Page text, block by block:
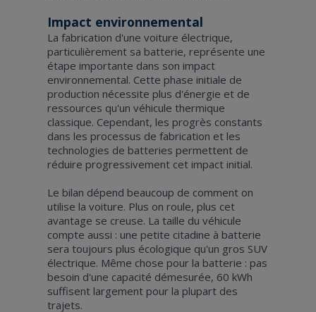
Impact environnemental
La fabrication d'une voiture électrique,
particulièrement sa batterie, représente une
étape importante dans son impact
environnemental. Cette phase initiale de
production nécessite plus d'énergie et de
ressources qu'un véhicule thermique
classique. Cependant, les progrès constants
dans les processus de fabrication et les
technologies de batteries permettent de
réduire progressivement cet impact initial.
Le bilan dépend beaucoup de comment on
utilise la voiture. Plus on roule, plus cet
avantage se creuse. La taille du véhicule
compte aussi : une petite citadine à batterie
sera toujours plus écologique qu'un gros SUV
électrique. Même chose pour la batterie : pas
besoin d'une capacité démesurée, 60 kWh
suffisent largement pour la plupart des
trajets.